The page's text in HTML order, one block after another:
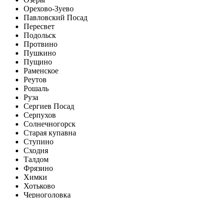
Орехово-Зуево
Павловский Посад
Пересвет
Подольск
Протвино
Пушкино
Пущино
Раменское
Реутов
Рошаль
Руза
Сергиев Посад
Серпухов
Солнечногорск
Старая купавна
Ступино
Сходня
Талдом
Фрязино
Химки
Хотьково
Черноголовка